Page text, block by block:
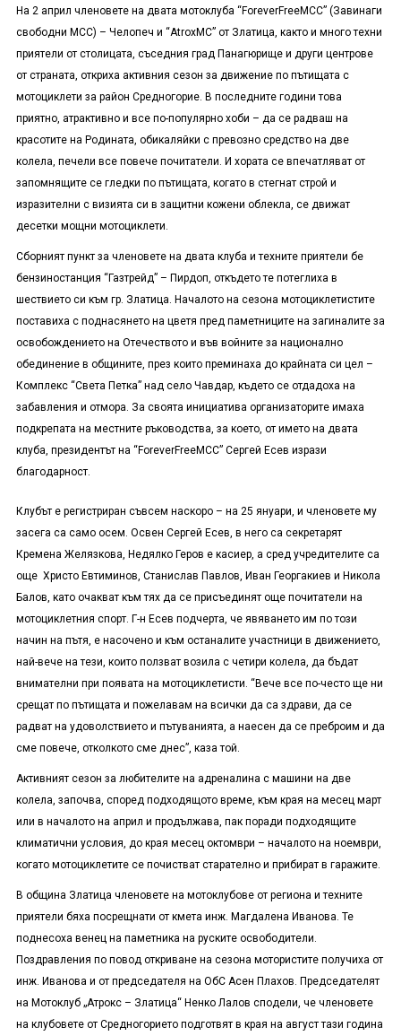
На 2 април членовете на двата мотоклуба “ ForeverFreeMCC” (Завинаги
свободни МСС) – Челопеч и “AtroxMC” от Златица, както и много техни
приятели от столицата, съседния град Панагюрище и други центрове
от страната, откриха активния сезон за движение по пътищата с
мотоциклети за район Средногорие. В последните години това
приятно, атрактивно и все по-популярно хоби – да се радваш на
красотите на Родината, обикаляйки с превозно средство на две
колела, печели все повече почитатели. И хората се впечатляват от
запомнящите се гледки по пътищата, когато в стегнат строй и
изразителни с визията си в защитни кожени облекла, се движат
десетки мощни мотоциклети.
Сборният пункт за членовете на двата клуба и техните приятели бе
бензиностанция “Газтрейд” – Пирдоп, откъдето те потеглиха в
шествието си към гр. Златица. Началото на сезона мотоциклетистите
поставиха с поднасянето на цветя пред паметниците на загиналите за
освобождението на Отечеството и във войните за национално
обединение в общините, през които преминаха до крайната си цел –
Комплекс “Света Петка” над село Чавдар, където се отдадоха на
забавления и отмора. За своята инициатива организаторите имаха
подкрепата на местните ръководства, за което, от името на двата
клуба, президентът на “ ForeverFreeMCC” Сергей Есев изрази
благодарност.
Клубът е регистриран съвсем наскоро – на 25 януари, и членовете му
засега са само осем. Освен Сергей Есев, в него са секретарят
Кремена Желязкова, Недялко Геров е касиер, а сред учредителите са
още Христо Евтиминов, Станислав Павлов, Иван Георгакиев и Никола
Балов, като очакват към тях да се присъединят още почитатели на
мотоциклетния спорт. Г-н Есев подчерта, че явяването им по този
начин на пътя, е насочено и към останалите участници в движението,
най-вече на тези, които ползват возила с четири колела, да бъдат
внимателни при появата на мотоциклетисти. “Вече все по-често ще ни
срещат по пътищата и пожелавам на всички да са здрави, да се
радват на удоволствието и пътуванията, а наесен да се преброим и да
сме повече, отколкото сме днес”, каза той.
Активният сезон за любителите на адреналина с машини на две
колела, започва, според подходящото време, към края на месец март
или в началото на април и продължава, пак поради подходящите
климатични условия, до края месец октомври – началото на ноември,
когато мотоциклетите се почистват старателно и прибират в гаражите.
В община Златица членовете на мотоклубове от региона и техните
приятели бяха посрещнати от кмета инж. Магдалена Иванова. Те
поднесоха венец на паметника на руските освободители.
Поздравления по повод откриване на сезона мотористите получиха от
инж. Иванова и от председателя на ОбС Асен Плахов. Председателят
на Мотоклуб „Атрокс – Златица“ Ненко Лалов сподели, че членовете
на клубовете от Средногорието подготвят в края на август тази година